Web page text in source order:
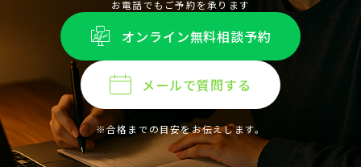
お電話でもご予約を承ります
オンライン無料相談予約
メールで質問する
※合格までの目安をお伝えします。